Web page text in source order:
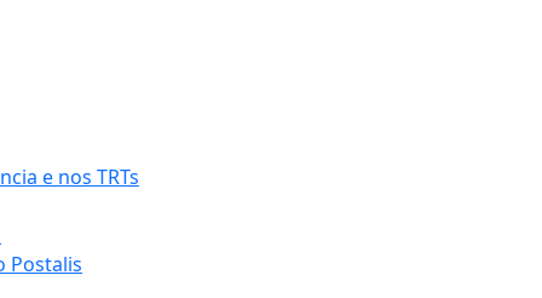
e nos TRTs
Postalis